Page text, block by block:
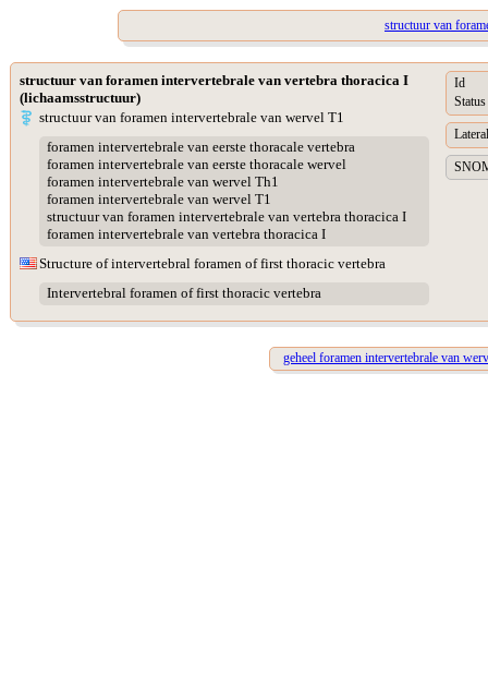
structuur van
structuur van foramen intervertebrale van vertebra thoracica I
(lichaamsstructuur)
structuur van foramen intervertebrale van wervel T1
foramen intervertebrale van eerste thoracale vertebra
foramen intervertebrale van eerste thoracale wervel
foramen intervertebrale van wervel Th1
foramen intervertebrale van wervel T1
structuur van foramen intervertebrale van vertebra thoracica I
foramen intervertebrale van vertebra thoracica I
Structure of intervertebral foramen of first thoracic vertebra
Intervertebral foramen of first thoracic vertebra
Id
Status
geheel foramen intervertebrale van